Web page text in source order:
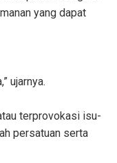
yang dapat
ujarnya.
terprovokasi isu-
persatuan serta